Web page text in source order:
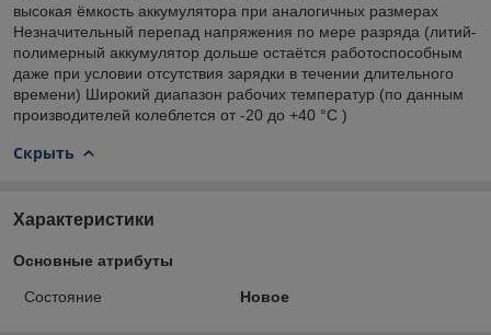
высокая ёмкость аккумулятора при аналогичных размерах
Незначительный перепад напряжения по мере разряда (литий-
полимерный аккумулятор дольше остаётся работоспособным
даже при условии отсутствия зарядки в течении длительного
времени) Широкий диапазон рабочих температур (по данным
производителей колеблется от -20 до +40 °C )
Скрыть
Характеристики
Основные атрибуты
Состояние Новое